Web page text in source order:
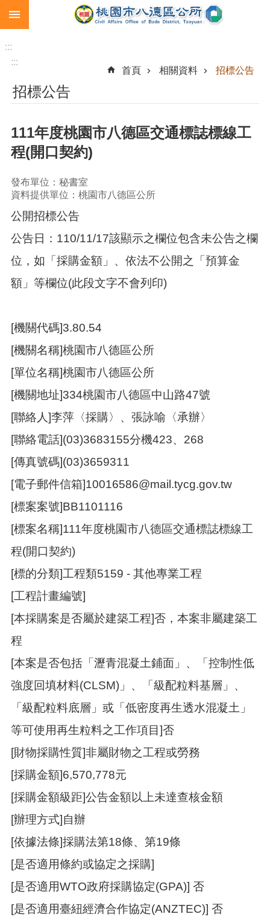
跳到主要內容區塊
市
民
難
助
階
搜
尋
介
紹
訊
息
告
生
便
民
資
訊
機
通
錄
相
關
資
料
活
報
名
專
區
回
頁
網
站
導
覽
市
信
見
:::
:::
首頁
相關資料 招標公告
招標公告
111年度桃園市八德區交通標誌標線工
程(開口契約)
發布單位：秘書室
資料提供單位：桃園市八德區公所
公開招標公告
公告日：110/11/17該顯示之欄位包含未公告之欄
位，如「採購金額」、依法不公開之「預算金
額」等欄位(此段文字不會列印)
[機關代碼]3.80.54
[機關名稱]桃園市八德區公所
[單位名稱]桃園市八德區公所
[機關地址]334桃園市八德區中山路47號
[聯絡人]李萍〈採購〉、張詠喻〈承辦〉
[聯絡電話](03)3683155分機423、268
[傳真號碼](03)3659311
[電子郵件信箱]10016586@mail.tycg.gov.tw
[標案案號]BB1101116
[標案名稱]111年度桃園市八德區交通標誌標線工
程(開口契約)
[標的分類]工程類5159 - 其他專業工程
[工程計畫編號]
[本採購案是否屬於建築工程]否，本案非屬建築工
程
[本案是否包括「瀝青混凝土鋪面」、「控制性低
強度回填材料(CLSM)」、「級配粒料基層」、
「級配粒料底層」或「低密度再生透水混凝土」
等可使用再生粒料之工作項目]否
[財物採購性質]非屬財物之工程或勞務
[採購金額]6,570,778元
[採購金額級距]公告金額以上未達查核金額
[辦理方式]自辦
[依據法條]採購法第18條、第19條
[是否適用條約或協定之採購]
[是否適用WTO政府採購協定(GPA)] 否
[是否適用臺紐經濟合作協定(ANZTEC)] 否